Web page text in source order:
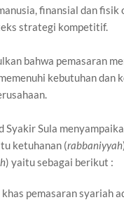
finansial dan fisik
strategi kompetitif.
bahwa pemasaran
kebutuhan dan
Sula
ketuhanan (rabbaniyyah
) yaitu sebagai berikut :
khas pemasaran syariah